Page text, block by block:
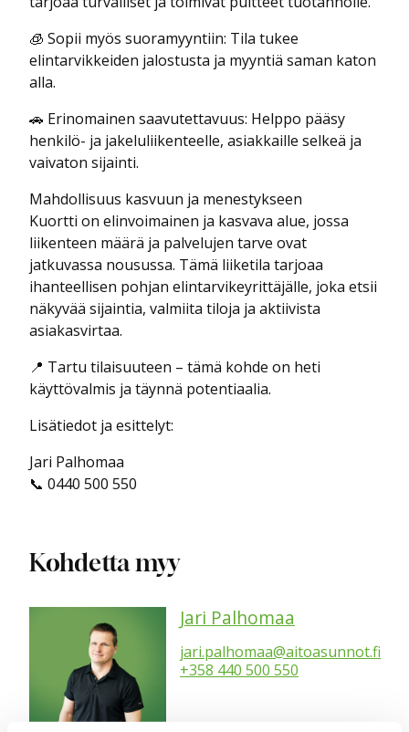
🧊 Sopii myös suoramyyntiin: Tila tukee
elintarvikkeiden jalostusta ja myyntiä saman katon
alla.
🚗 Erinomainen saavutettavuus: Helppo pääsy
henkilö- ja jakeluliikenteelle, asiakkaille selkeä ja
vaivaton sijainti.
Mahdollisuus kasvuun ja menestykseen
Kuortti on elinvoimainen ja kasvava alue, jossa
liikenteen määrä ja palvelujen tarve ovat
jatkuvassa nousussa. Tämä liiketila tarjoaa
ihanteellisen pohjan elintarvikeyrittäjälle, joka etsii
näkyvää sijaintia, valmiita tiloja ja aktiivista
asiakasvirtaa.
📍 Tartu tilaisuuteen – tämä kohde on heti
käyttövalmis ja täynnä potentiaalia.
Lisätiedot ja esittelyt:
Jari Palhomaa
📞 0440 500 550
Kohdetta myy
Jari Palhomaa
jari.palhomaa@aitoasunnot.fi
+358 440 500 550